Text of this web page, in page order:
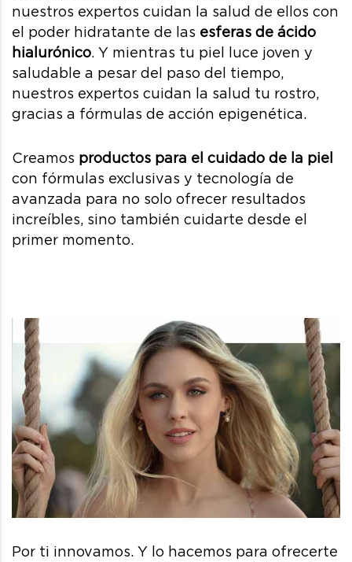
nuestros expertos cuidan la salud de ellos con
el poder hidratante de las esferas de ácido
hialurónico. Y mientras tu piel luce joven y
saludable a pesar del paso del tiempo,
nuestros expertos cuidan la salud tu rostro,
gracias a fórmulas de acción epigenética.
Creamos productos para el cuidado de la piel
con fórmulas exclusivas y tecnología de
avanzada para no solo ofrecer resultados
increíbles, sino también cuidarte desde el
primer momento.
Por ti innovamos. Y lo hacemos para ofrecerte